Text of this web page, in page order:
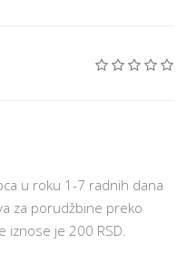
u roku 1-7 radnih dana
za porudžbine preko
iznose je 200 RSD.